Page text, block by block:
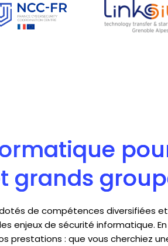
pour
grands
de compétences diversifiées
enjeux de sécurité informatique.
prestations : que vous cherchiez